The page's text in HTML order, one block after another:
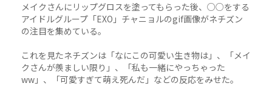
メイクさんにリップグロスを塗ってもらった後、○○をする
アイドルグループ「EXO」チャニョルのgif画像がネチズン
の注目を集めている。
これを見たネチズンは「なにこの可愛い生き物は」、「メイ
クさんが羨ましい限り」、「私も一緒にやっちゃった
ww」、「可愛すぎて萌え死んだ」などの反応をみせた。